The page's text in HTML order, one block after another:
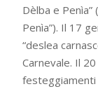
Dèlba e
Penìa”). Il 17
“deslea
Carnevale. Il
festeggiamenti